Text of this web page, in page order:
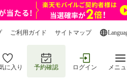
ご利用ガイド サイトマップ
に入り 予約確認 ログイン メニ